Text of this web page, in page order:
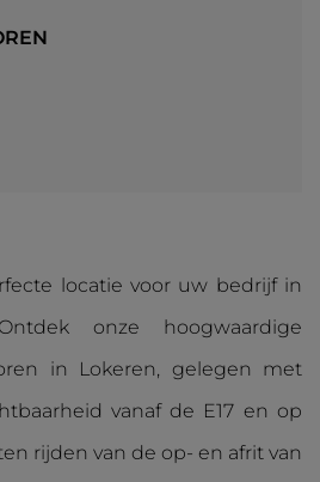
locatie voor uw bedrijf in
onze hoogwaardige
in Lokeren, gelegen met
vanaf de E17 en op
rijden van de op- en afrit van